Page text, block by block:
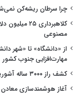
چرا سرطان ریشه‌کن
مصنوعی
از «دانشگاه» تا «شهر
مهارت‌افزایی جنوب کشور
کشف راز ۳۰۰۰ ساله آشوریان
آغاز هوشمندسازی